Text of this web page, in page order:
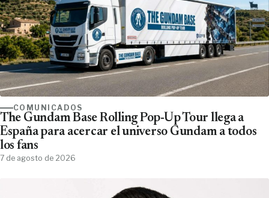
COMUNICADOS
The Gundam Base Rolling Pop-Up Tour llega a
España para acercar el universo Gundam a todos
los fans
7 de agosto de 2026